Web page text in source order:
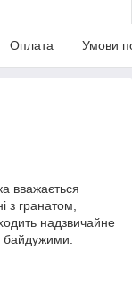
Оплата Умови
вважається
з гранатом,
надзвичайне
байдужими.